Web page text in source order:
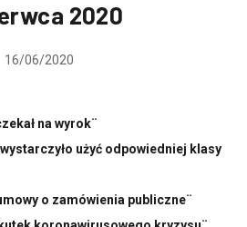
2020
16/06/2020
na wyrok¨
użyć odpowiedniej klasy
o zamówienia publiczne¨